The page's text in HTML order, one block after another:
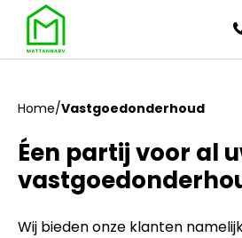
Home/Vastgoedonderhoud
Éen partij voor al
Wij bieden onze klanten